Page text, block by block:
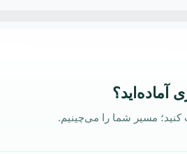
آماده‌اید؟
مسیر شما را می‌چینیم.